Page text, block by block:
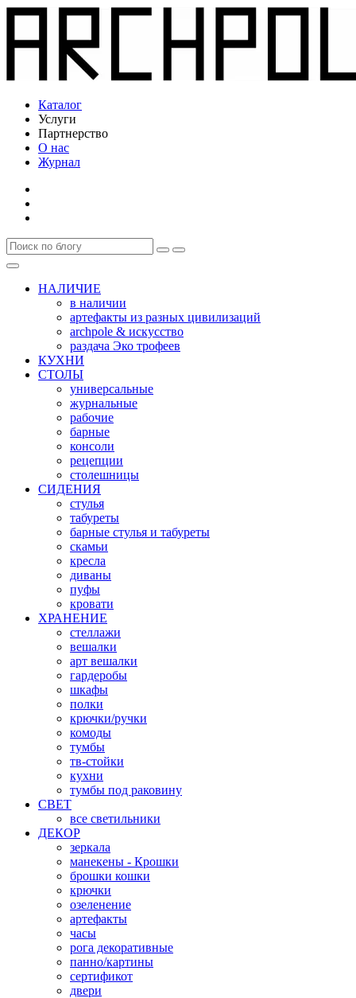
Каталог
Услуги
Партнерство
О нас
Журнал
НАЛИЧИЕ
в наличии
артефакты из разных цивилизаций
archpole & искусство
раздача Эко трофеев
КУХНИ
СТОЛЫ
универсальные
журнальные
рабочие
барные
консоли
рецепции
столешницы
СИДЕНИЯ
стулья
табуреты
барные стулья и табуреты
скамьи
кресла
диваны
пуфы
кровати
ХРАНЕНИЕ
стеллажи
вешалки
арт вешалки
гардеробы
шкафы
полки
крючки/ручки
комоды
тумбы
тв-стойки
кухни
тумбы под раковину
СВЕТ
все светильники
ДЕКОР
зеркала
манекены - Крошки
брошки кошки
крючки
озеленение
артефакты
часы
рога декоративные
панно/картины
сертификот
двери